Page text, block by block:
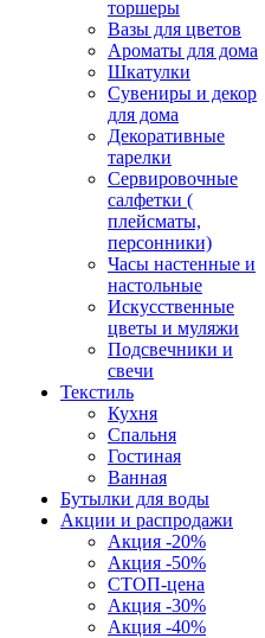
торшеры
Вазы для цветов
Ароматы для дома
Шкатулки
Сувениры и декор
для дома
Декоративные
тарелки
Сервировочные
салфетки (
плейсматы,
персонники)
Часы настенные и
настольные
Искусственные
цветы и муляжи
Подсвечники и
свечи
Текстиль
Кухня
Спальня
Гостиная
Ванная
Бутылки для воды
Акции и распродажи
Акция -20%
Акция -50%
СТОП-цена
Акция -30%
Акция -40%